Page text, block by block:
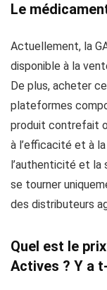
Le
Actuellement, la
disponible à la
De plus, acheter
plateformes
produit contrefait
à l’efficacité et à
l’authenticité et
se tourner
des distributeurs
Quel est le
Actives ? Y a